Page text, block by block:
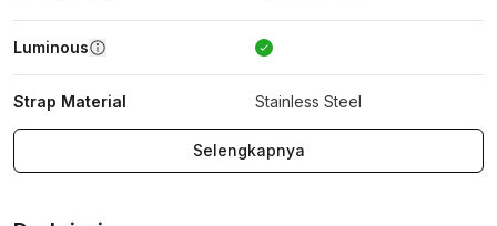
Luminous
Strap Material Stainless Steel
Selengkapnya